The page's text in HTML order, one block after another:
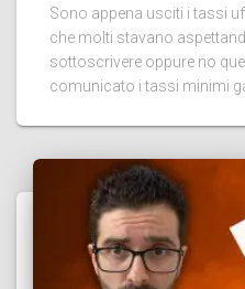
Sono appena usciti i tassi
che molti stavano
sottoscrivere oppure no
comunicato i tassi minimi